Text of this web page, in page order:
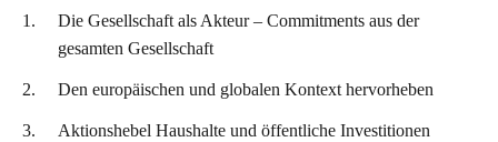
Die Gesellschaft als Akteur – Commitments aus der
gesamten Gesellschaft
Den europäischen und globalen Kontext hervorheben
Aktionshebel Haushalte und öffentliche Investitionen